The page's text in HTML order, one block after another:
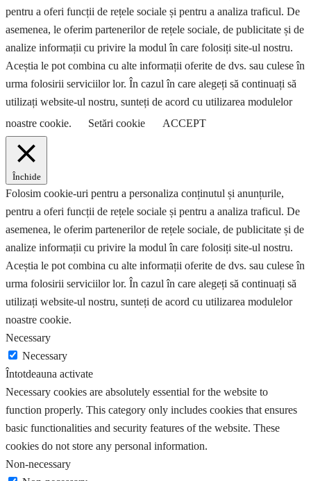
pentru a oferi funcții de rețele sociale și pentru a analiza traficul. De
asemenea, le oferim partenerilor de rețele sociale, de publicitate și de
analize informații cu privire la modul în care folosiți site-ul nostru.
Aceștia le pot combina cu alte informații oferite de dvs. sau culese în
urma folosirii serviciilor lor. În cazul în care alegeți să continuați să
utilizați website-ul nostru, sunteți de acord cu utilizarea modulelor
noastre cookie.
Setări cookie ACCEPT
Închide
Folosim cookie-uri pentru a personaliza conținutul și anunțurile,
pentru a oferi funcții de rețele sociale și pentru a analiza traficul. De
asemenea, le oferim partenerilor de rețele sociale, de publicitate și de
analize informații cu privire la modul în care folosiți site-ul nostru.
Aceștia le pot combina cu alte informații oferite de dvs. sau culese în
urma folosirii serviciilor lor. În cazul în care alegeți să continuați să
utilizați website-ul nostru, sunteți de acord cu utilizarea modulelor
noastre cookie.
Necessary
Necessary
Întotdeauna activate
Necessary cookies are absolutely essential for the website to
function properly. This category only includes cookies that ensures
basic functionalities and security features of the website. These
cookies do not store any personal information.
Non-necessary